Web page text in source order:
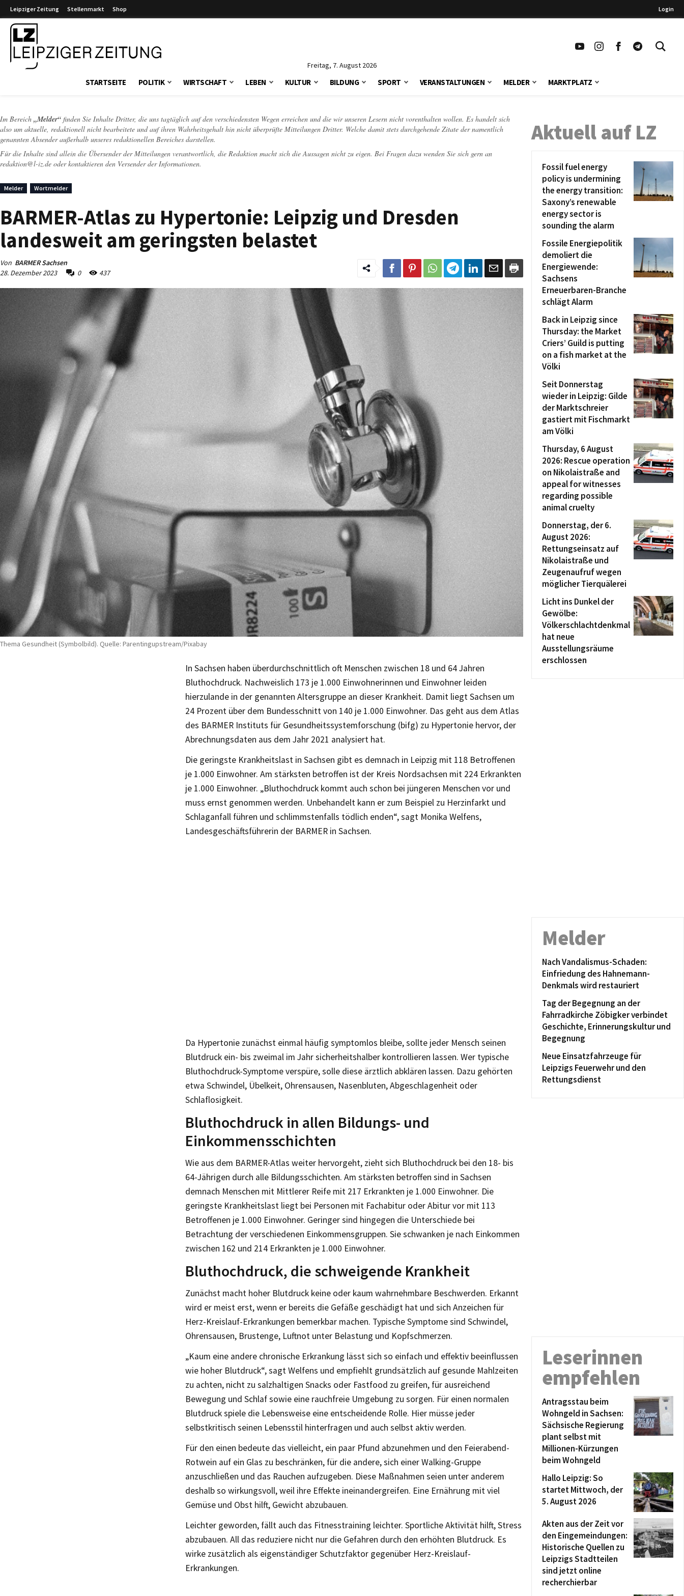
Leipziger Zeitung Stellenmarkt Shop Login
Freitag, 7. August 2026
STARTSEITE POLITIK WIRTSCHAFT LEBEN KULTUR BILDUNG SPORT VERANSTALTUNGEN MELDER MARKTPLATZ
Im Bereich „Melder“ finden Sie Inhalte Dritter, die uns tagtäglich auf den verschiedensten Wegen erreichen und die wir unseren Lesern nicht vorenthalten wollen. Es handelt sich
also um aktuelle, redaktionell nicht bearbeitete und auf ihren Wahrheitsgehalt hin nicht überprüfte Mitteilungen Dritter. Welche damit stets durchgehende Zitate der namentlich
genannten Absender außerhalb unseres redaktionellen Bereiches darstellen.
Für die Inhalte sind allein die Übersender der Mitteilungen verantwortlich, die Redaktion macht sich die Aussagen nicht zu eigen. Bei Fragen dazu wenden Sie sich gern an
redaktion@l-iz.de oder kontaktieren den Versender der Informationen.
Melder Wortmelder
BARMER-Atlas zu Hypertonie: Leipzig und Dresden
landesweit am geringsten belastet
Von BARMER Sachsen
28. Dezember 2023
0 437
Thema Gesundheit (Symbolbild). Quelle: Parentingupstream/Pixabay
In Sachsen haben überdurchschnittlich oft Menschen zwischen 18 und 64 Jahren
Bluthochdruck. Nachweislich 173 je 1.000 Einwohnerinnen und Einwohner leiden
hierzulande in der genannten Altersgruppe an dieser Krankheit. Damit liegt Sachsen um
24 Prozent über dem Bundesschnitt von 140 je 1.000 Einwohner. Das geht aus dem Atlas
des BARMER Instituts für Gesundheitssystemforschung (bifg) zu Hypertonie hervor, der
Abrechnungsdaten aus dem Jahr 2021 analysiert hat.
Die geringste Krankheitslast in Sachsen gibt es demnach in Leipzig mit 118 Betroffenen
je 1.000 Einwohner. Am stärksten betroffen ist der Kreis Nordsachsen mit 224 Erkrankten
je 1.000 Einwohner. „Bluthochdruck kommt auch schon bei jüngeren Menschen vor und
muss ernst genommen werden. Unbehandelt kann er zum Beispiel zu Herzinfarkt und
Schlaganfall führen und schlimmstenfalls tödlich enden“, sagt Monika Welfens,
Landesgeschäftsführerin der BARMER in Sachsen.
Da Hypertonie zunächst einmal häufig symptomlos bleibe, sollte jeder Mensch seinen
Blutdruck ein- bis zweimal im Jahr sicherheitshalber kontrollieren lassen. Wer typische
Bluthochdruck-Symptome verspüre, solle diese ärztlich abklären lassen. Dazu gehörten
etwa Schwindel, Übelkeit, Ohrensausen, Nasenbluten, Abgeschlagenheit oder
Schlaflosigkeit.
Bluthochdruck in allen Bildungs- und
Einkommensschichten
Wie aus dem BARMER-Atlas weiter hervorgeht, zieht sich Bluthochdruck bei den 18- bis
64-Jährigen durch alle Bildungsschichten. Am stärksten betroffen sind in Sachsen
demnach Menschen mit Mittlerer Reife mit 217 Erkrankten je 1.000 Einwohner. Die
geringste Krankheitslast liegt bei Personen mit Fachabitur oder Abitur vor mit 113
Betroffenen je 1.000 Einwohner. Geringer sind hingegen die Unterschiede bei
Betrachtung der verschiedenen Einkommensgruppen. Sie schwanken je nach Einkommen
zwischen 162 und 214 Erkrankten je 1.000 Einwohner.
Bluthochdruck, die schweigende Krankheit
Zunächst macht hoher Blutdruck keine oder kaum wahrnehmbare Beschwerden. Erkannt
wird er meist erst, wenn er bereits die Gefäße geschädigt hat und sich Anzeichen für
Herz-Kreislauf-Erkrankungen bemerkbar machen. Typische Symptome sind Schwindel,
Ohrensausen, Brustenge, Luftnot unter Belastung und Kopfschmerzen.
„Kaum eine andere chronische Erkrankung lässt sich so einfach und effektiv beeinflussen
wie hoher Blutdruck“, sagt Welfens und empfiehlt grundsätzlich auf gesunde Mahlzeiten
zu achten, nicht zu salzhaltigen Snacks oder Fastfood zu greifen, für ausreichend
Bewegung und Schlaf sowie eine rauchfreie Umgebung zu sorgen. Für einen normalen
Blutdruck spiele die Lebensweise eine entscheidende Rolle. Hier müsse jeder
selbstkritisch seinen Lebensstil hinterfragen und auch selbst aktiv werden.
Für den einen bedeute das vielleicht, ein paar Pfund abzunehmen und den Feierabend-
Rotwein auf ein Glas zu beschränken, für die andere, sich einer Walking-Gruppe
anzuschließen und das Rauchen aufzugeben. Diese Maßnahmen seien unter anderem
deshalb so wirkungsvoll, weil ihre Effekte ineinandergreifen. Eine Ernährung mit viel
Gemüse und Obst hilft, Gewicht abzubauen.
Leichter geworden, fällt auch das Fitnesstraining leichter. Sportliche Aktivität hilft, Stress
abzubauen. All das reduziere nicht nur die Gefahren durch den erhöhten Blutdruck. Es
wirke zusätzlich als eigenständiger Schutzfaktor gegenüber Herz-Kreislauf-
Erkrankungen.
Aktuell auf LZ
Fossil fuel energy
policy is undermining
the energy transition:
Saxony’s renewable
energy sector is
sounding the alarm
Fossile Energiepolitik
demoliert die
Energiewende:
Sachsens
Erneuerbaren-Branche
schlägt Alarm
Back in Leipzig since
Thursday: the Market
Criers’ Guild is putting
on a fish market at the
Völki
Seit Donnerstag
wieder in Leipzig: Gilde
der Marktschreier
gastiert mit Fischmarkt
am Völki
Thursday, 6 August
2026: Rescue operation
on Nikolaistraße and
appeal for witnesses
regarding possible
animal cruelty
Donnerstag, der 6.
August 2026:
Rettungseinsatz auf
Nikolaistraße und
Zeugenaufruf wegen
möglicher Tierquälerei
Licht ins Dunkel der
Gewölbe:
Völkerschlachtdenkmal
hat neue
Ausstellungsräume
erschlossen
Melder
Nach Vandalismus-Schaden:
Einfriedung des Hahnemann-
Denkmals wird restauriert
Tag der Begegnung an der
Fahrradkirche Zöbigker verbindet
Geschichte, Erinnerungskultur und
Begegnung
Neue Einsatzfahrzeuge für
Leipzigs Feuerwehr und den
Rettungsdienst
Leserinnen
empfehlen
Antragsstau beim
Wohngeld in Sachsen:
Sächsische Regierung
plant selbst mit
Millionen-Kürzungen
beim Wohngeld
Hallo Leipzig: So
startet Mittwoch, der
5. August 2026
Akten aus der Zeit vor
den Eingemeindungen:
Historische Quellen zu
Leipzigs Stadtteilen
sind jetzt online
recherchierbar